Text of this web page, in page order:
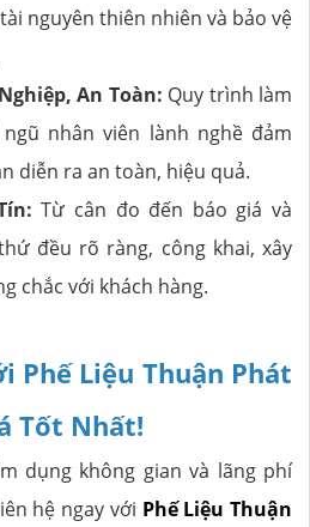
nguyên thiên nhiên và bảo vệ
An Toàn: Quy trình làm
nhân viên lành nghề đảm
diễn ra an toàn, hiệu quả.
Từ cân đo đến báo giá và
đều rõ ràng, công khai, xây
chắc với khách hàng.
Phế Liệu Thuận Phát
Tốt Nhất!
dụng không gian và lãng phí
hệ ngay với Phế Liệu Thuận